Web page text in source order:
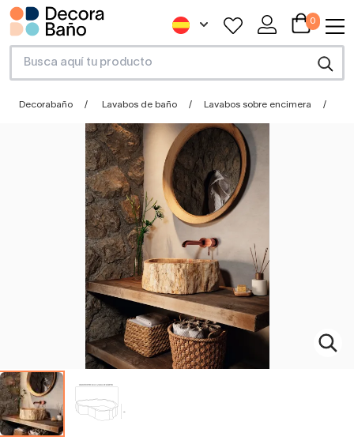
0
Decorabaño Lavabos de baño Lavabos sobre encimera